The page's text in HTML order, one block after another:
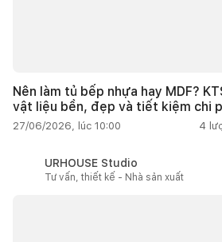
Nên làm tủ bếp nhựa hay MDF?
vật liệu bền, đẹp và tiết kiệm chi
27/06/2026, lúc 10:00 4
URHOUSE Studio
Tư vấn, thiết kế - Nhà sản xuất